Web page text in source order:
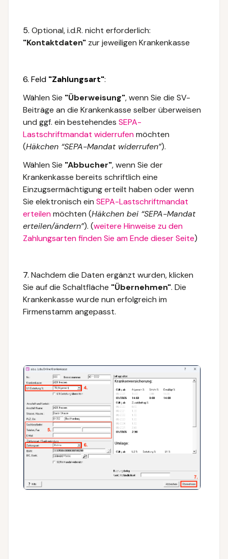
5. Optional, i.d.R. nicht erforderlich:
"Kontaktdaten" zur jeweiligen Krankenkasse
6. Feld "Zahlungsart":
Wählen Sie "Überweisung", wenn Sie die SV-
Beiträge an die Krankenkasse selber überweisen
und ggf. ein bestehendes SEPA-
Lastschriftmandat widerrufenmöchten
(Häkchen “SEPA-Mandat widerrufen”).
Wählen Sie "Abbucher", wenn Sie der
Krankenkasse bereits schriftlich eine
Einzugsermächtigung erteilt haben oder wenn
Sie elektronisch ein SEPA-Lastschriftmandat
erteilenmöchten (Häkchen bei “SEPA-Mandat
erteilen/ändern”). (weitere Hinweise zu den
Zahlungsarten finden Sie am Ende dieser Seite)
7. Nachdem die Daten ergänzt wurden, klicken
Sie auf die Schaltfläche "Übernehmen". Die
Krankenkasse wurde nun erfolgreich im
Firmenstamm angepasst.